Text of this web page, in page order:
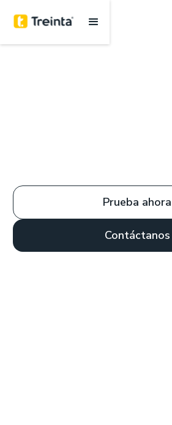
Prueba ahora
Contáctanos